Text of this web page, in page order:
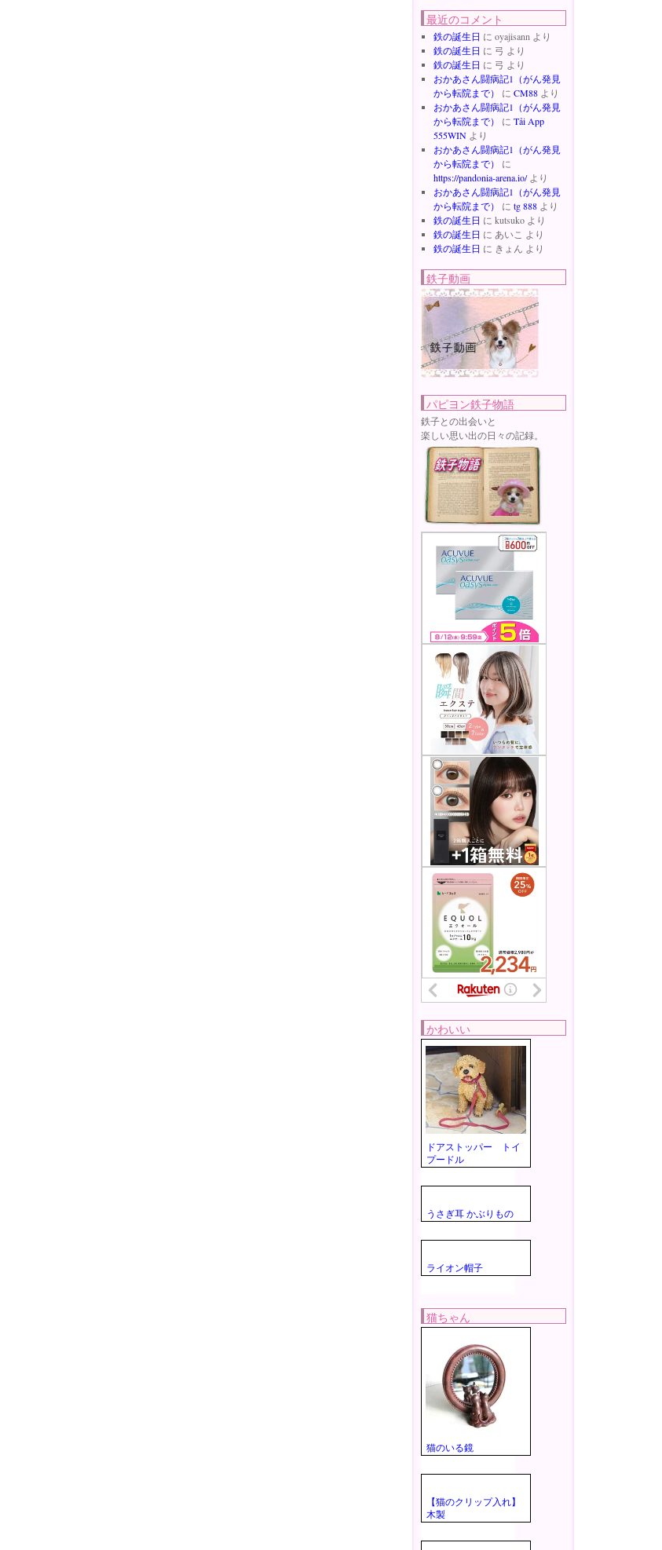
最近のコメント
鉄の誕生日 に oyajisann より
鉄の誕生日 に 弓 より
鉄の誕生日 に 弓 より
おかあさん闘病記1（がん発見
から転院まで）
に CM88より
おかあさん闘病記1（がん発見
から転院まで）
に Tải App
555WINより
おかあさん闘病記1（がん発見
から転院まで）
に
https://pandonia-arena.io/より
おかあさん闘病記1（がん発見
から転院まで）
に tg 888より
鉄の誕生日 に kutsukoより
鉄の誕生日 に あいこ より
鉄の誕生日 に きょん より
鉄子動画
パピヨン鉄子物語
鉄子との出会いと
楽しい思い出の日々の記録。
かわいい
ドアストッパー トイ
プードル
うさぎ耳 かぶりもの
ライオン帽子
猫ちゃん
猫のいる鏡
【猫のクリップ入れ】
木製